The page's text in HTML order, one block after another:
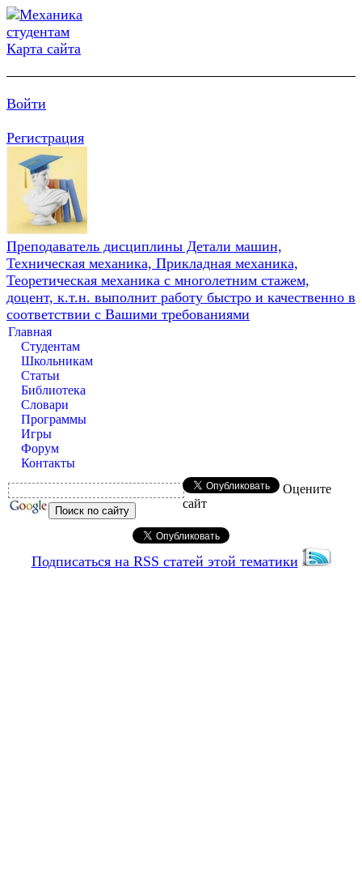
Карта сайта
Войти
Регистрация
Преподаватель дисциплины Детали машин,
Техническая механика, Прикладная механика,
Теоретическая механика с многолетним стажем,
доцент, к.т.н. выполнит работу быстро и качественно в
соответствии с Вашими требованиями
Главная
Студентам
Школьникам
Статьи
Библиотека
Словари
Программы
Игры
Форум
Контакты
Оцените
сайт
Подписаться на RSS статей этой тематики